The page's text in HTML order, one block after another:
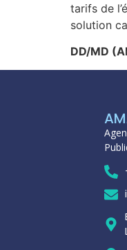
tarifs de
solution
DD/MD